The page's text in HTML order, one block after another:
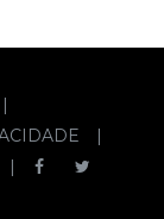
|
|
|